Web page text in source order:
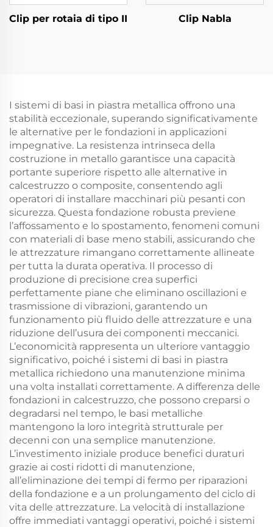
Clip per rotaia di tipo II Clip Nabla
I sistemi di basi in piastra metallica offrono una
stabilità eccezionale, superando significativamente
le alternative per le fondazioni in applicazioni
impegnative. La resistenza intrinseca della
costruzione in metallo garantisce una capacità
portante superiore rispetto alle alternative in
calcestruzzo o composite, consentendo agli
operatori di installare macchinari più pesanti con
sicurezza. Questa fondazione robusta previene
l’affossamento e lo spostamento, fenomeni comuni
con materiali di base meno stabili, assicurando che
le attrezzature rimangano correttamente allineate
per tutta la durata operativa. Il processo di
produzione di precisione crea superfici
perfettamente piane che eliminano oscillazioni e
trasmissione di vibrazioni, garantendo un
funzionamento più fluido delle attrezzature e una
riduzione dell’usura dei componenti meccanici.
L’economicità rappresenta un ulteriore vantaggio
significativo, poiché i sistemi di basi in piastra
metallica richiedono una manutenzione minima
una volta installati correttamente. A differenza delle
fondazioni in calcestruzzo, che possono creparsi o
degradarsi nel tempo, le basi metalliche
mantengono la loro integrità strutturale per
decenni con una semplice manutenzione.
L’investimento iniziale produce benefici duraturi
grazie ai costi ridotti di manutenzione,
all’eliminazione dei tempi di fermo per riparazioni
della fondazione e a un prolungamento del ciclo di
vita delle attrezzature. La velocità di installazione
offre immediati vantaggi operativi, poiché i sistemi